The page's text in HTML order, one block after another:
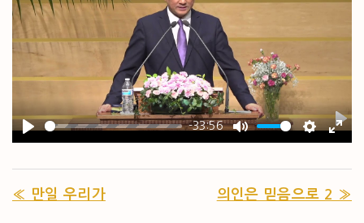
PLAY
-33:56
MUTE
« 만일 우리가 의인은 믿음으로 2 »